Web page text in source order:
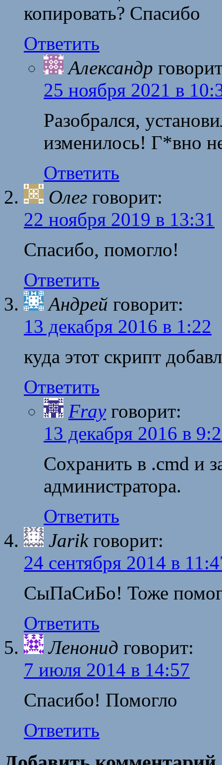
копировать? Спасибо
Ответить
Александр
25 ноября 2021 в
Разобрался,
изменилось! Г*вно
Ответить
Олег говорит:
22 ноября 2019 в 13:31
Спасибо, помогло!
Ответить
Андрей говорит:
13 декабря 2016 в 1:22
куда этот скрипт
Ответить
Fray говорит:
13 декабря 2016 в
Сохранить в .cmd и
администратора.
Ответить
Jarik говорит:
24 сентября 2014 в
СыПаСиБо! Тоже
Ответить
Ленонид говорит:
7 июля 2014 в 14:57
Спасибо! Помогло
Ответить